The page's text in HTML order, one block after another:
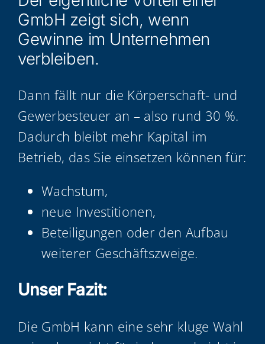
GmbH zeigt sich, wenn
Gewin­ne im Unter­neh­men
verbleiben.
Dann fällt nur die Kör­per­schaft- und
Gewer­be­steu­er an – also rund 30 %.
Dadurch bleibt mehr Kapi­tal im
Betrieb, das Sie ein­set­zen kön­nen für:
Wachs­tum,
neue Inves­ti­tio­nen,
Betei­li­gun­gen oder den Auf­bau
wei­te­rer Geschäftszweige.
Unser Fazit:
Die GmbH kann eine sehr klu­ge Wahl